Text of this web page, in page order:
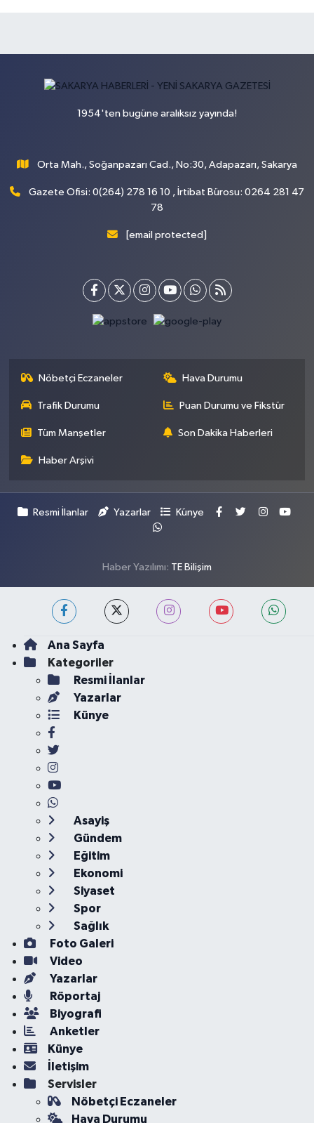
1954'ten bugüne aralıksız yayında!
Orta Mah., Soğanpazarı Cad., No:30, Adapazarı, Sakarya
Gazete Ofisi: 0(264) 278 16 10 , İrtibat Bürosu: 0264 281 47
78
[email protected]
Nöbetçi Eczaneler Hava Durumu
Trafik Durumu Puan Durumu ve Fikstür
Tüm Manşetler Son Dakika Haberleri
Haber Arşivi
Resmi İlanlar Yazarlar Künye
Haber Yazılımı: TE Bilişim
Ana Sayfa
Kategoriler
Resmi İlanlar
Yazarlar
Künye
Asayiş
Gündem
Eğitim
Ekonomi
Siyaset
Spor
Sağlık
Foto Galeri
Video
Yazarlar
Röportaj
Biyografi
Anketler
Künye
İletişim
Servisler
Nöbetçi Eczaneler
Hava Durumu